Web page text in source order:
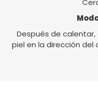
Después de
piel en la dirección del